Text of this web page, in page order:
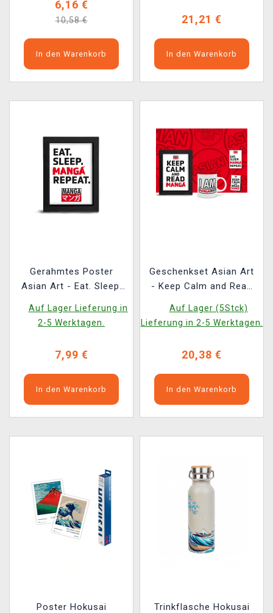
6,16 €
10,58 €
In den Warenkorb
21,21 €
In den Warenkorb
Gerahmtes Poster
Asian Art - Eat. Sleep.
Auf Lager Lieferung in
2-5 Werktagen.
7,99 €
In den Warenkorb
Geschenkset Asian Art
- Keep Calm and Read
Poster, Tasse, Magnet,
magnetisches
Auf Lager (5Stck)
Lieferung in 2-5 Werktagen.
20,38 €
In den Warenkorb
Poster Hokusai
Trinkflasche Hokusai